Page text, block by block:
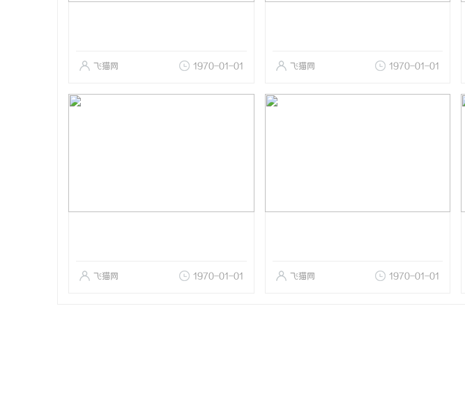
飞猫网 1970-01-01 飞猫网 1970-01-01
飞猫网 1970-01-01 飞猫网 1970-01-01